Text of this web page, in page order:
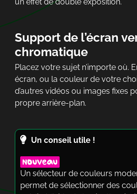
Support de l’écran
chromatique
Placez votre sujet n’importe où.
écran, ou la couleur de votre
d’autres vidéos ou images fixes
propre arrière-plan.
Un conseil utile !
Un sélecteur de couleurs
permet de sélectionner des